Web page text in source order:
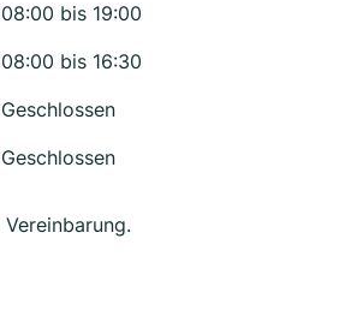
08:00 bis 19:00
08:00 bis 16:30
Geschlossen
Geschlossen